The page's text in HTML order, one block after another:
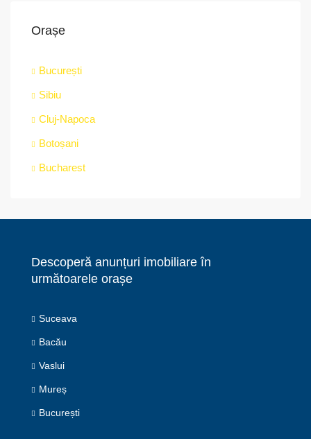
Orașe
București
Sibiu
Cluj-Napoca
Botoșani
Bucharest
Descoperă anunțuri imobiliare în
următoarele orașe
Suceava
Bacău
Vaslui
Mureș
București